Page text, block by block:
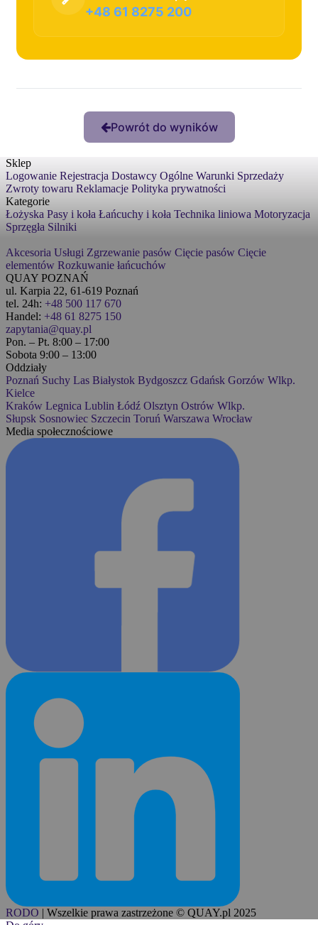
+48 61 8275 200
Powrót do wyników
Sklep
Logowanie Rejestracja Dostawcy Ogólne Warunki Sprzedaży
Zwroty towaru Reklamacje Polityka prywatności
Kategorie
Łożyska Pasy i koła Łańcuchy i koła Technika liniowa Motoryzacja
Sprzęgła Silniki
Akcesoria Usługi Zgrzewanie pasów Cięcie pasów Cięcie
elementów Rozkuwanie łańcuchów
QUAY POZNAŃ
ul. Karpia 22, 61-619 Poznań
tel. 24h: +48 500 117 670
Handel: +48 61 8275 150
zapytania@quay.pl
Pon. – Pt. 8:00 – 17:00
Sobota 9:00 – 13:00
Oddziały
Poznań Suchy Las Białystok Bydgoszcz Gdańsk Gorzów Wlkp.
Kielce
Kraków Legnica Lublin Łódź Olsztyn Ostrów Wlkp.
Słupsk Sosnowiec Szczecin Toruń Warszawa Wrocław
Media społecznościowe
RODO | Wszelkie prawa zastrzeżone © QUAY.pl 2025